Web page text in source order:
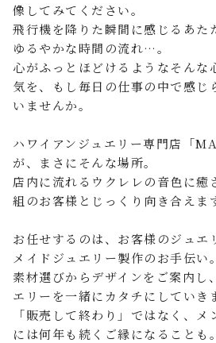
像してみてください。
飛行機を降りた瞬間に感じるあた
ゆるやかな時間の流れ…。
心がふっとほどけるようなそんな
気を、もし毎日の仕事の中で感
いませんか。
ハワイアンジュエリー専門店「
が、まさにそんな場所。
店内に流れるウクレレの音色に癒
組のお客様とじっくり向き合えま
お任せするのは、お客様のジュエ
メイドジュエリー製作のお手伝い
素材選びからデザインをご案内し
エリーを一緒にカタチにしていき
「販売して終わり」ではなく、
には何年も続くご縁になることも。